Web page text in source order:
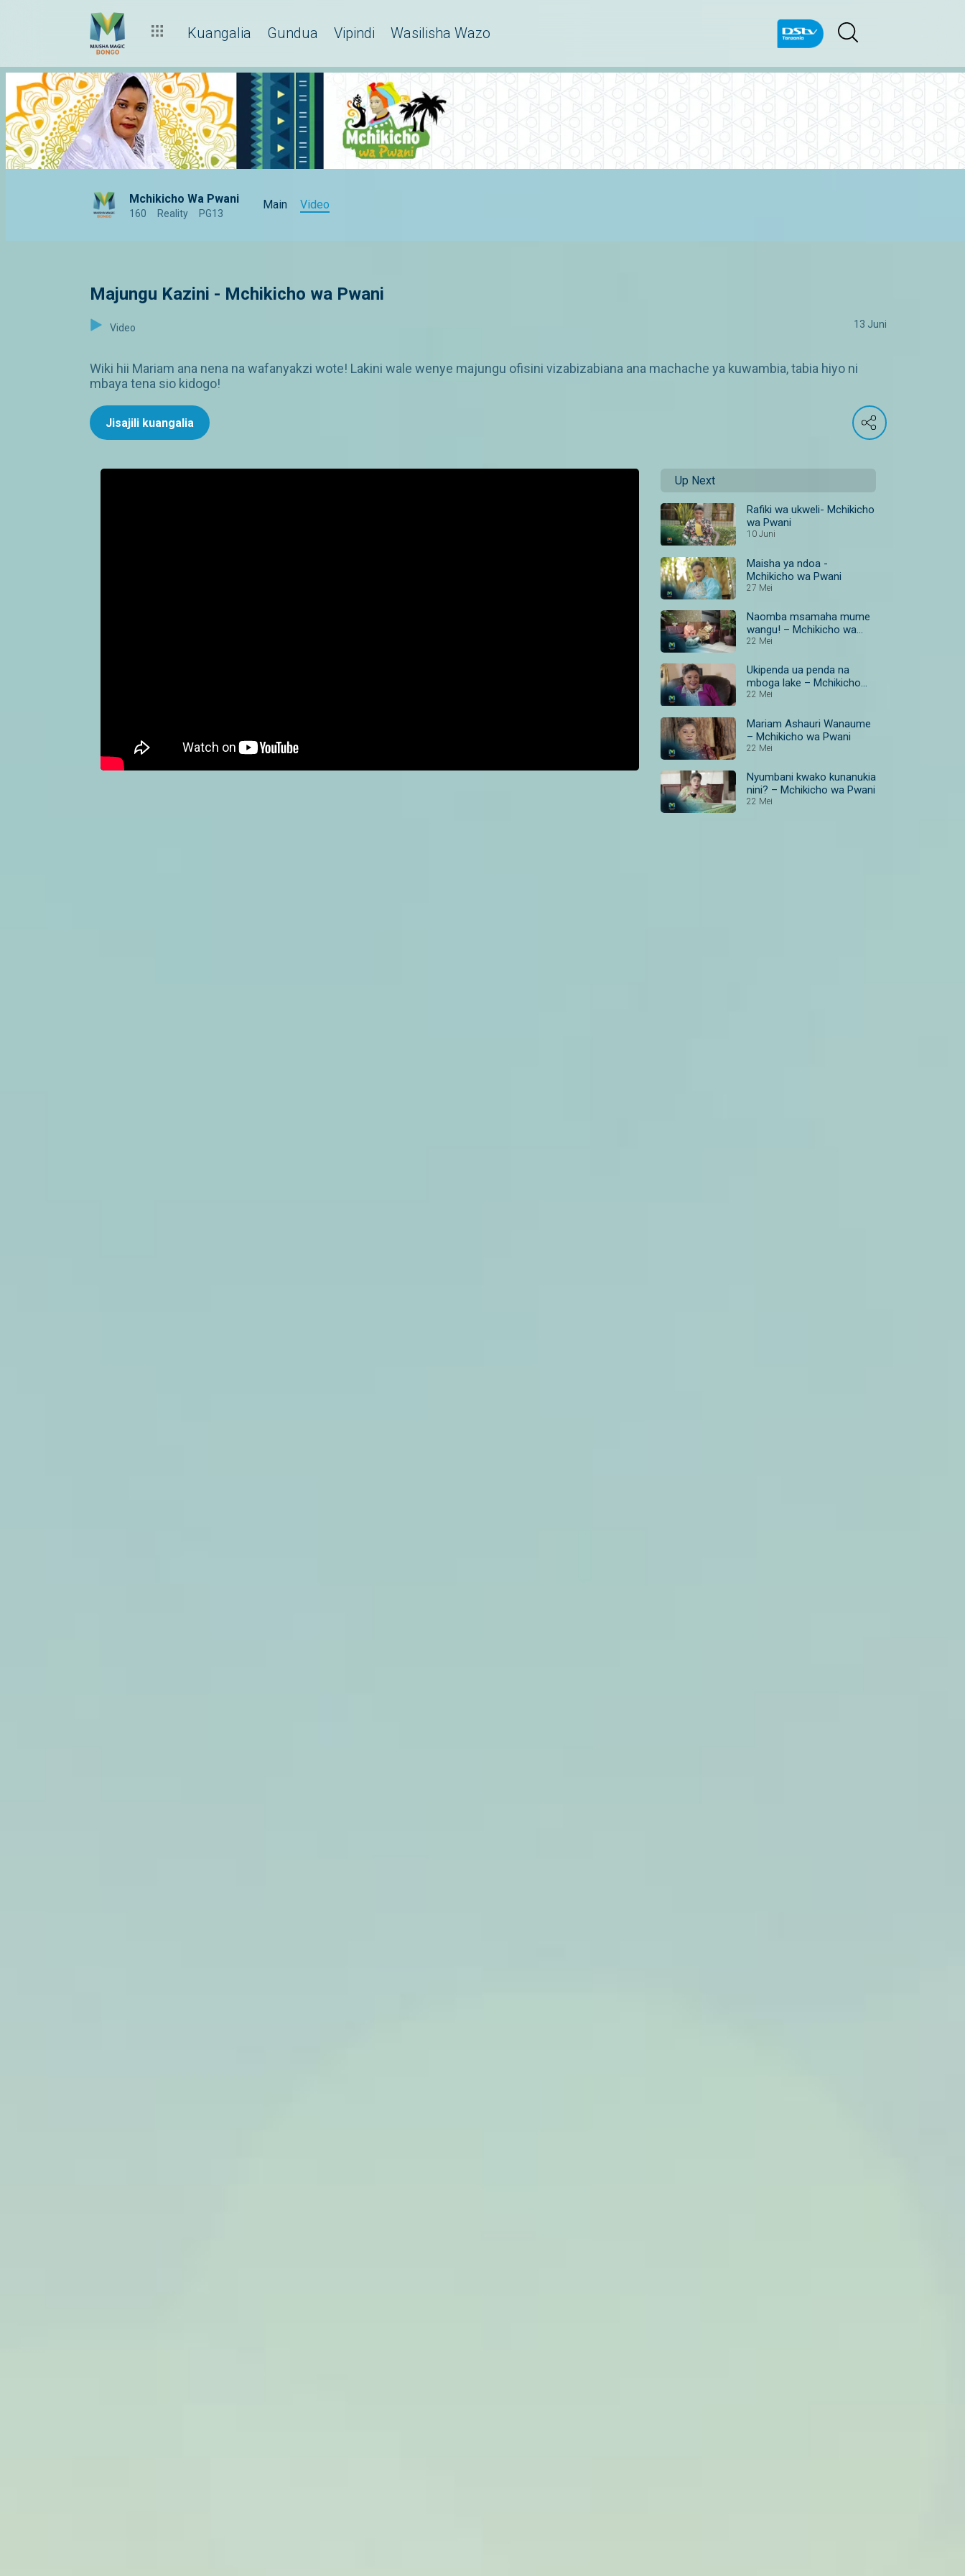
Kuangalia Gundua Vipindi Wasilisha Wazo
Mchikicho Wa Pwani
160 Reality PG13
Main Video
Majungu Kazini - Mchikicho wa Pwani
Video 13 Juni
Wiki hii Mariam ana nena na wafanyakzi wote! Lakini wale wenye majungu ofisini vizabizabiana ana machache ya kuwambia, tabia hiyo ni
mbaya tena sio kidogo!
Jisajili kuangalia
Up Next
Rafiki wa ukweli- Mchikicho
wa Pwani
10 Juni
Maisha ya ndoa -
Mchikicho wa Pwani
27 Mei
Naomba msamaha mume
wangu! – Mchikicho wa
Pwani
22 Mei
Ukipenda ua penda na
mboga lake – Mchikicho
wa Pwani
22 Mei
Mariam Ashauri Wanaume
– Mchikicho wa Pwani
22 Mei
Nyumbani kwako kunanukia
nini? – Mchikicho wa Pwani
22 Mei